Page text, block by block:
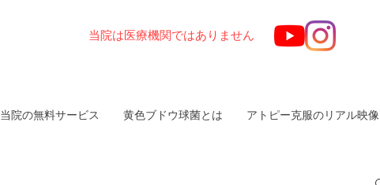
当院は医療機関ではありません
当院の無料サービス 黄色ブドウ球菌とは アトピー克服のリアル映像